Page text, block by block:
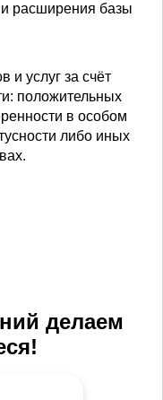
расширения базы
и услуг за счёт
положительных
в особом
либо иных
делаем